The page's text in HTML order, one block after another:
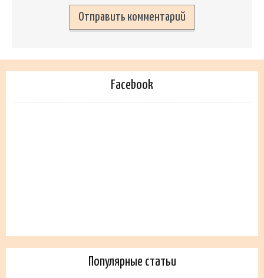
Facebook
Популярные статьи